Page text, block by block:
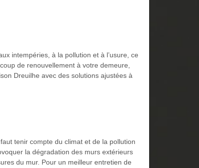
intempéries, à la pollution et à l’usure, ce
de renouvellement à votre demeure,
Dreuilhe avec des solutions ajustées à
tenir compte du climat et de la pollution
la dégradation des murs extérieurs
du mur. Pour un meilleur entretien de